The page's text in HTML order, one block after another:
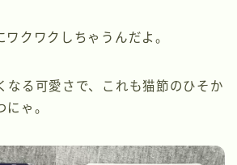
ワクワクしちゃうんだよ。
なる可愛さで、これも猫節のひそか
ゃ。